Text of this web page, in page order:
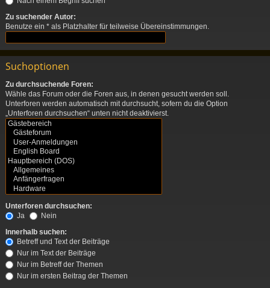
Zu suchender Autor:
Benutze ein * als Platzhalter für teilweise Übereinstimmungen.
Suchoptionen
Zu durchsuchende Foren:
Wähle das Forum oder die Foren aus, in denen gesucht werden soll.
Unterforen werden automatisch mit durchsucht, sofern du die Option
„Unterforen durchsuchen“ unten nicht deaktivierst.
Unterforen durchsuchen:
Ja
Nein
Innerhalb suchen:
Betreff und Text der Beiträge
Nur im Text der Beiträge
Nur im Betreff der Themen
Nur im ersten Beitrag der Themen